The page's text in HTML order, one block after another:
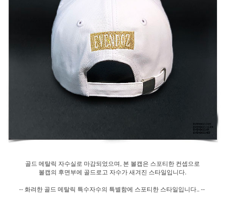
골드 메탈릭 자수실로 마감되었으며, 본 볼캡은 스포티한 컨셉으로
볼캡의 후면부에 골드로고 자수가 새겨진 스타일입니다.
-- 화려한 골드 메탈릭 특수자수의 특별함에 스포티한 스타일입니다.. --